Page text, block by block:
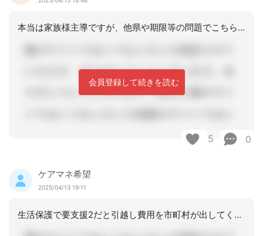
本当は家族様主導ですが、他県や期限等の問題でこちらがある程度サポートしながらにな
会員登録して続きを読む
5 0
ケアマネ希望
2025/04/13 19:11
生活保護で要支援2だと引越し費用を市町村が出してくれるかわかりませんね。生活保護